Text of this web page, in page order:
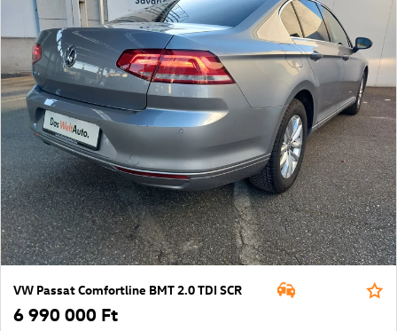
VW Passat Comfortline BMT 2.0 TDI SCR
6 990 000 Ft